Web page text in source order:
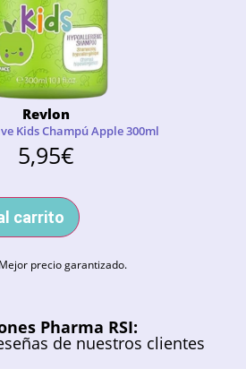
Revlon
Kids Champú Apple 300ml
5,95€
carrito
precio garantizado.
Pharma RSI:
de nuestros clientes